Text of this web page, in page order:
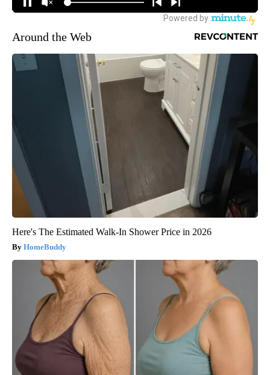
Around the Web
Here's The Estimated Walk-In Shower Price in 2026
HomeBuddy